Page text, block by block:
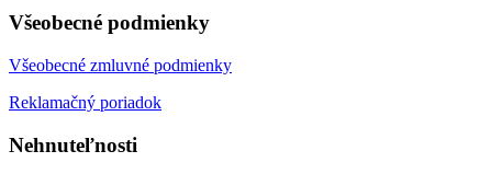
Všeobecné podmienky
Všeobecné zmluvné podmienky
Reklamačný poriadok
Nehnuteľnosti